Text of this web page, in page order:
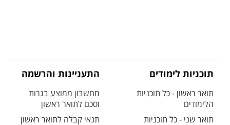
תוכניות לימודים
תואר ראשון - כל תוכניות
הלימודים
תואר שני - כל תוכניות
התעניינות והרשמה
מחשבון ממוצע בגרות
וסכם לתואר ראשון
תנאי קבלה לתואר ראשון